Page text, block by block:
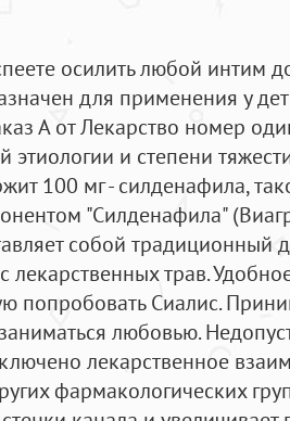
осилить любой интим
для применения у
А от Лекарство номер
этиологии и степени
100 мг - силденафила,
"Силденафила"
собой традиционный
трав.
попробовать Сиалис.
любовью.
лекарственное
фармакологических